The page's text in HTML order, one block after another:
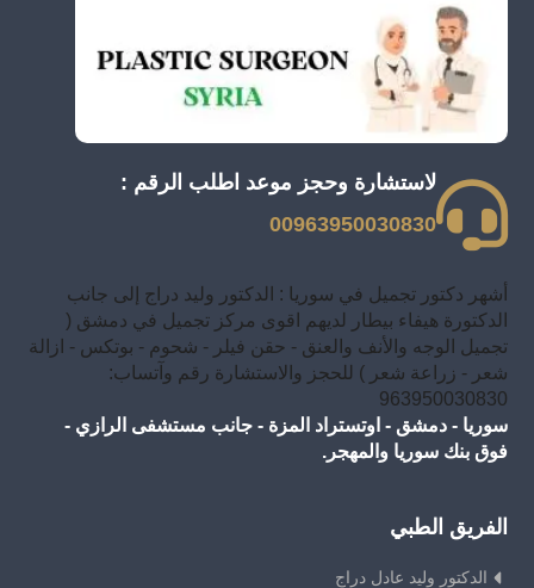
لاستشارة وحجز موعد اطلب الرقم :
00963950030830
أشهر دكتور تجميل في سوريا : الدكتور وليد دراج إلى جانب
الدكتورة هيفاء بيطار لديهم اقوى مركز تجميل في دمشق (
تجميل الوجه والأنف والعنق - حقن فيلر - شحوم - بوتكس - ازالة
شعر - زراعة شعر ) للحجز والاستشارة رقم وآتساب:
963950030830
سوريا - دمشق - اوتستراد المزة - جانب مستشفى الرازي -
فوق بنك سوريا والمهجر.
الفريق الطبي
الدكتور وليد عادل دراج